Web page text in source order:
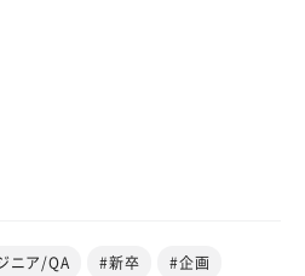
ニア/QA #新卒 #企画